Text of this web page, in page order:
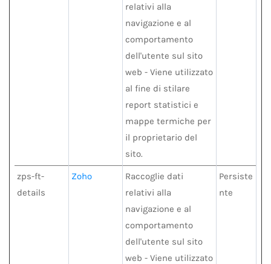
relativi alla
navigazione e al
comportamento
dell'utente sul sito
web - Viene utilizzato
al fine di stilare
report statistici e
mappe termiche per
il proprietario del
sito.
zps-ft-
details
Zoho
Raccoglie dati
relativi alla
navigazione e al
comportamento
dell'utente sul sito
web - Viene utilizzato
Persiste
nte